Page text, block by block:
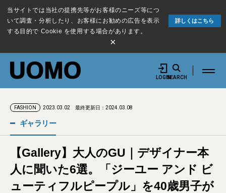
当サイトでは当社の提携先等がお客様のニーズ等につ
いて調査・分析したり、お客様にお勧めの広告を表示
する目的で Cookie を使用する場合があります。
詳しくはこちら
×
LOGINSEARCH
FASHION 2023.03.02 最終更新日：2024.03.08
ギャラリー
【Gallery】大人のGU｜デザイナー本
人に聞いた6選。「ジーユー アンド ビ
ューティフルピープル」を40歳男子が